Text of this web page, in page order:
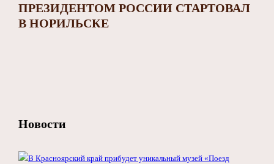
ПРЕЗИДЕНТОМ РОССИИ СТАРТОВАЛ
В НОРИЛЬСКЕ
Новости